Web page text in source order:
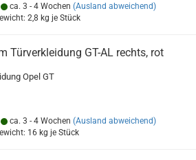
ca. 3 - 4 Wochen (Ausland abweichend)
2,8 kg je Stück
Türverkleidung GT-AL rechts, rot
Opel GT
ca. 3 - 4 Wochen (Ausland abweichend)
16 kg je Stück